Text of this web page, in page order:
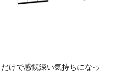
けで感慨深い気持ちになっ